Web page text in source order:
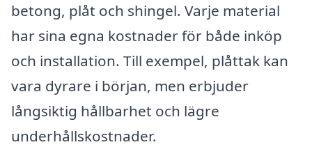
betong, plåt och shingel. Varje material
har sina egna kostnader för både inköp
och installation. Till exempel, plåttak kan
vara dyrare i början, men erbjuder
långsiktig hållbarhet och lägre
underhållskostnader.